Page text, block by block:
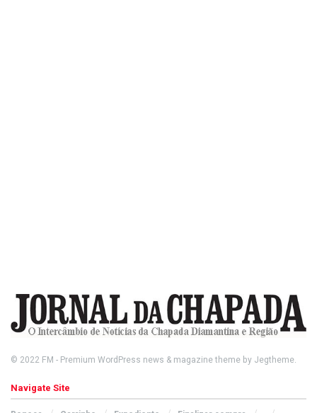
© 2022 FM - Premium WordPress news & magazine theme by Jegtheme.
Navigate Site